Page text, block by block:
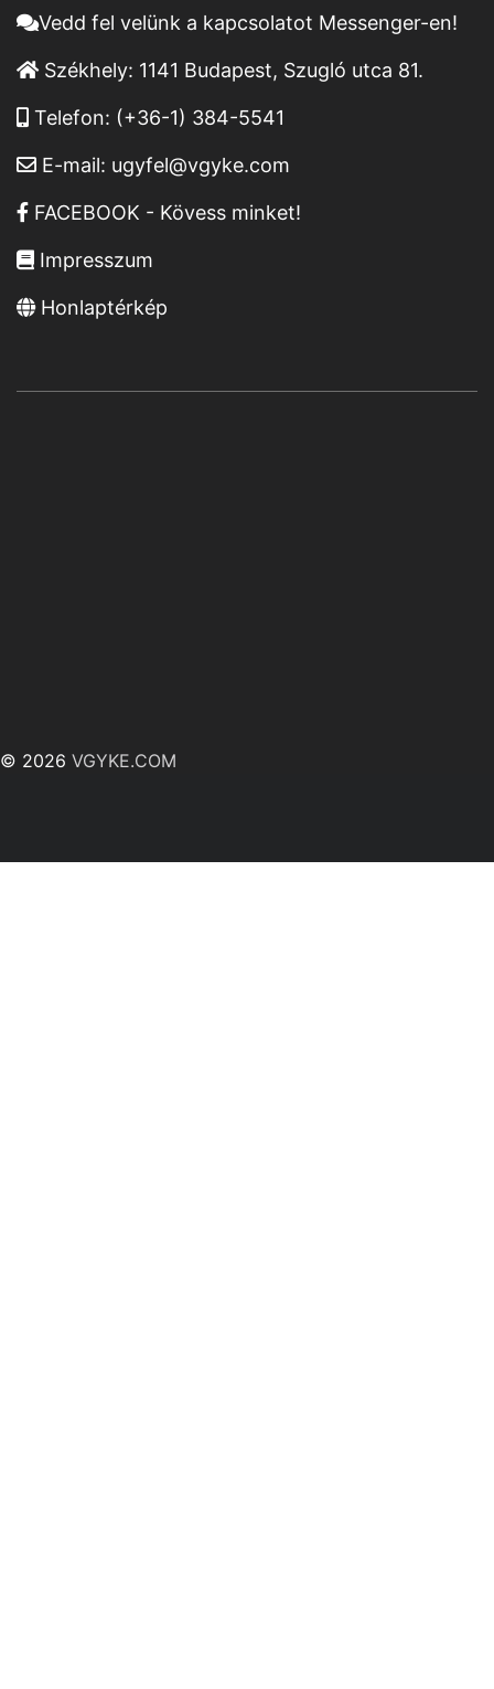
Vedd fel velünk a kapcsolatot Messenger-en!
Székhely: 1141 Budapest, Szugló utca 81.
Telefon: (+36-1) 384-5541
E-mail: ugyfel@vgyke.com
FACEBOOK - Kövess minket!
Impresszum
Honlaptérkép
© 2026 VGYKE.COM